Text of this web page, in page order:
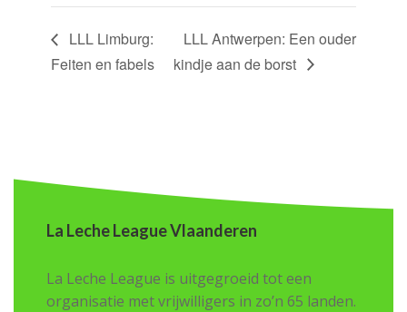
LLL Limburg:
Feiten en fabels
LLL Antwerpen: Een ouder
kindje aan de borst
La Leche League Vlaanderen
La Leche League is uitgegroeid tot een
organisatie met vrijwilligers in zo’n 65 landen.